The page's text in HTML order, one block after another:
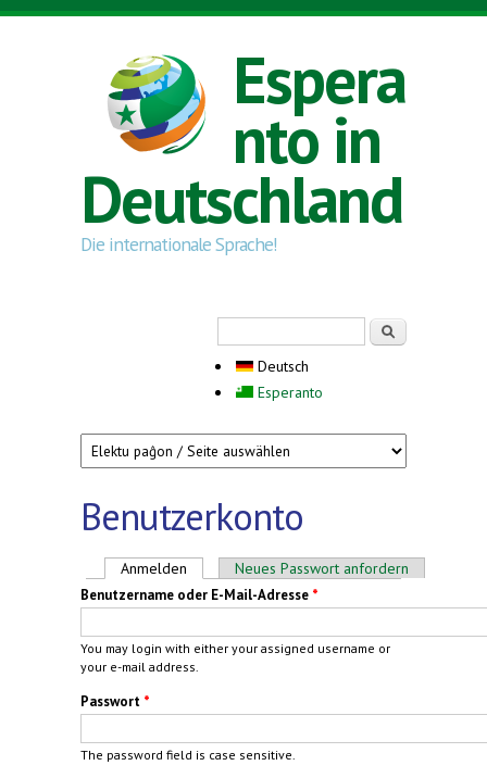
Direkt zum Inhalt
Espera
nto in
Deutschland
Die internationale Sprache!
Deutsch
Esperanto
Benutzerkonto
Haupt-Reiter
Anmelden (aktiver Reiter)
Neues Passwort anfordern
Benutzername oder E-Mail-Adresse *
You may login with either your assigned username or
your e-mail address.
Passwort *
The password field is case sensitive.